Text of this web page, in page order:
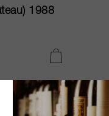
1988